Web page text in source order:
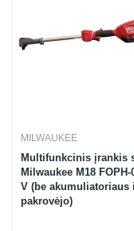
MILWAUKEE
Multifunkcinis įrankis
Milwaukee M18 FOPH-
V (be akumuliatoriaus
pakrovėjo)